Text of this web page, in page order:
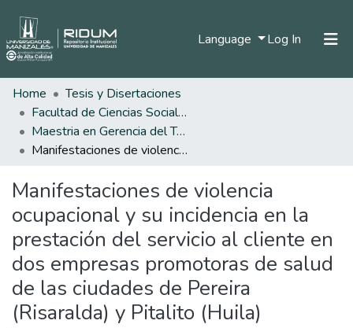
Language Log In (current)
Home
Tesis y Disertaciones
Facultad de Ciencias Sociales y Humanas
Maestria en Gerencia del Talento Humano
Manifestaciones de violencia ocupacional y su incidencia en la prestación del servicio al cliente en dos empresas promotoras de salud de las ciudades de Pereira (Risaralda) y Pitalito (Huila)
Manifestaciones de violencia
ocupacional y su incidencia en la
prestación del servicio al cliente en
dos empresas promotoras de salud
de las ciudades de Pereira
(Risaralda) y Pitalito (Huila)